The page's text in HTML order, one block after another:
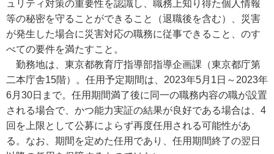
ュリティ対策の重要性を認識し、職務上知り得た個人情報
等の秘密を守ることができること（退職後を含む）、災害
が発生した場合に災害対応の職務に従事できること、のす
べての要件を満たすこと。
勤務地は、東京都教育庁指導部指導企画課（東京都庁第
二本庁舎15階）。任用予定期間は、2023年5月1日～2023年
6月30日まで。任用期間満了後に同一の職務内容の職が設置
される場合で、かつ能力実証の結果が良好である場合は、4
回を上限として公募によらず再度任用される可能性があ
る。なお、期間を定めた任用であり、任用期間終了の翌日